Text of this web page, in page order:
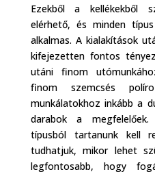
Ezekből a kellékekből
elérhető, és minden
alkalmas. A kialakítások
kifejezetten fontos
utáni finom
finom szemcsés
munkálatokhoz inkább a
darabok a
típusból tartanunk kell
tudhatjuk, mikor lehet
legfontosabb, hogy